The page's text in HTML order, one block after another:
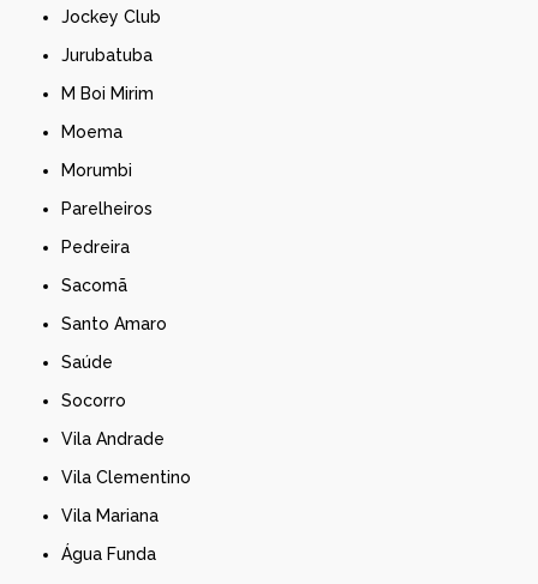
Jockey Club
Jurubatuba
M Boi Mirim
Moema
Morumbi
Parelheiros
Pedreira
Sacomã
Santo Amaro
Saúde
Socorro
Vila Andrade
Vila Clementino
Vila Mariana
Água Funda